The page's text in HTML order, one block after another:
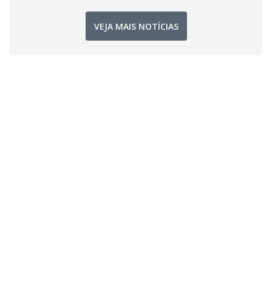
VEJA MAIS NOTÍCIAS